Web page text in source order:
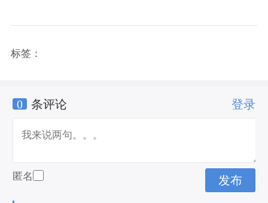
标签：
0 条评论 登录
匿名